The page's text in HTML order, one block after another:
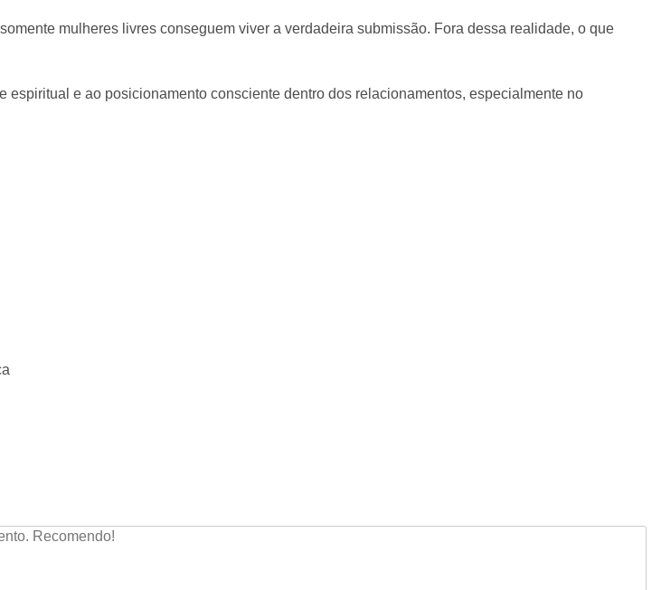
mulheres livres conseguem viver a verdadeira submissão. Fora dessa realidade, o que
e ao posicionamento consciente dentro dos relacionamentos, especialmente no